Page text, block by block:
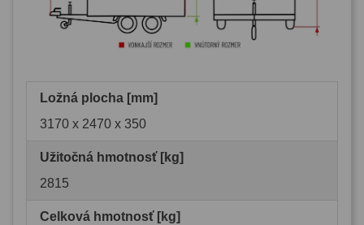
Ložná plocha [mm]
3170 x 2470 x 350
Užitočná hmotnosť [kg]
2815
Celková hmotnosť [kg]